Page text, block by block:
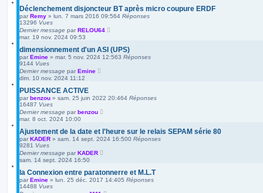
Déclenchement disjoncteur BT après micro coupure ERDF
par Remy » lun. 7 mars 2016 09:564 Réponses
13296 Vues
Dernier message par RELOU64
mar. 19 nov. 2024 09:53
dimensionnement d'un ASI (UPS)
par Emine » mar. 5 nov. 2024 12:563 Réponses
9144 Vues
Dernier message par Emine
dim. 10 nov. 2024 11:12
PUISSANCE ACTIVE
par benzou » sam. 25 juin 2022 20:464 Réponses
16487 Vues
Dernier message par benzou
mar. 8 oct. 2024 10:00
Ajustement de la date et l'heure sur le relais SEPAM série 80
par KADER » sam. 14 sept. 2024 16:500 Réponses
9281 Vues
Dernier message par KADER
sam. 14 sept. 2024 16:50
la Connexion entre paratonnerre et M.L.T
par Emine » lun. 25 déc. 2017 14:405 Réponses
14488 Vues